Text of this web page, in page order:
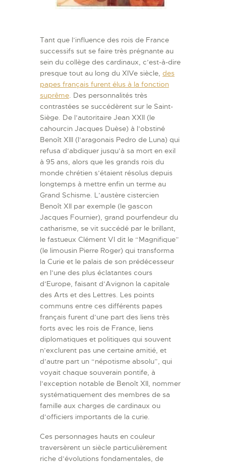
Tant que l’influence des rois de France
successifs sut se faire très prégnante au
sein du collège des cardinaux, c’est-à-dire
presque tout au long du XIVe siècle, des
papes français furent élus à la fonction
suprême. Des personnalités très
contrastées se succédèrent sur le Saint-
Siège. De l’autoritaire Jean XXII (le
cahourcin Jacques Duèse) à l’obstiné
Benoît XIII (l’aragonais Pedro de Luna) qui
refusa d’abdiquer jusqu’à sa mort en exil
à 95 ans, alors que les grands rois du
monde chrétien s’étaient résolus depuis
longtemps à mettre enfin un terme au
Grand Schisme. L’austère cistercien
Benoît XII par exemple (le gascon
Jacques Fournier), grand pourfendeur du
catharisme, se vit succédé par le brillant,
le fastueux Clément VI dit le “Magnifique”
(le limousin Pierre Roger) qui transforma
la Curie et le palais de son prédécesseur
en l’une des plus éclatantes cours
d’Europe, faisant d’Avignon la capitale
des Arts et des Lettres. Les points
communs entre ces différents papes
français furent d’une part des liens très
forts avec les rois de France, liens
diplomatiques et politiques qui souvent
n’exclurent pas une certaine amitié, et
d’autre part un “népotisme absolu”, qui
voyait chaque souverain pontife, à
l’exception notable de Benoît XII, nommer
systématiquement des membres de sa
famille aux charges de cardinaux ou
d’officiers importants de la curie.
Ces personnages hauts en couleur
traversèrent un siècle particulièrement
riche d’évolutions fondamentales, de